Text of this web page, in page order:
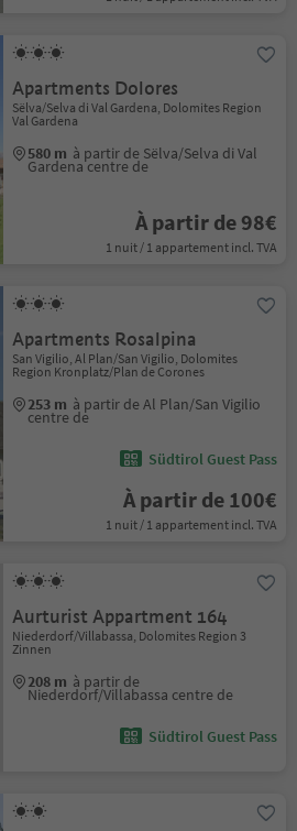
Apartments Dolores
Sëlva/Selva di Val Gardena, Dolomites Region
Val Gardena
580 m à partir de Sëlva/Selva di Val
Gardena centre de
À partir de 98€
1 nuit / 1 appartement incl. TVA
Apartments Rosalpina
San Vigilio, Al Plan/San Vigilio, Dolomites
Region Kronplatz/Plan de Corones
253 m à partir de Al Plan/San Vigilio
centre de
Südtirol Guest Pass
À partir de 100€
1 nuit / 1 appartement incl. TVA
Aurturist Appartment 164
Niederdorf/Villabassa, Dolomites Region 3
Zinnen
208 m à partir de
Niederdorf/Villabassa centre de
Südtirol Guest Pass